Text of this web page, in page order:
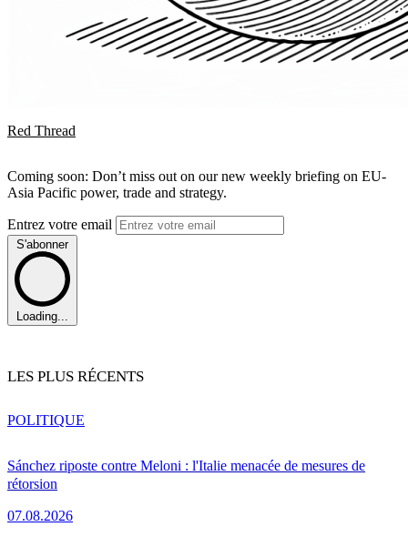
Red Thread
Coming soon: Don’t miss out on our new weekly briefing on EU-
Asia Pacific power, trade and strategy.
Entrez votre email
S'abonner
Loading...
LES PLUS RÉCENTS
Sánchez riposte contre Meloni : l'Italie menacée de mesures de
rétorsion
07.08.2026
POLITIQUE